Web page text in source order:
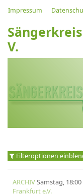
Impressum
V.
Filteroptionen
ARCHIVSamstag, 18:00
Frankfurt e.V.